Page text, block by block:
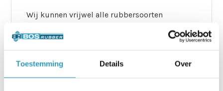
Toestemming Details Over
Wij kunnen vrijwel alle rubbersoorten
gebruiksomstandigheden en toepassing:
ozon en UV
–NBR (nitrilrubber)
– olie- en
brandstofbestendig